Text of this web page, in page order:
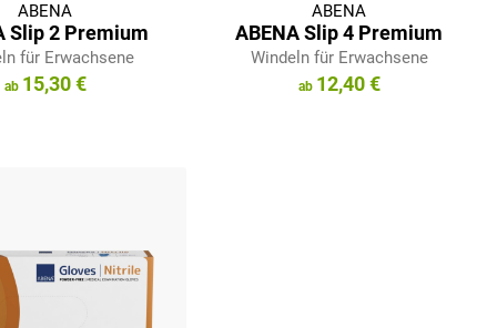
ABENA
Slip 2 Premium
für Erwachsene
15,30 €
ABENA
ABENA Slip 4 Premium
Windeln für Erwachsene
12,40 €